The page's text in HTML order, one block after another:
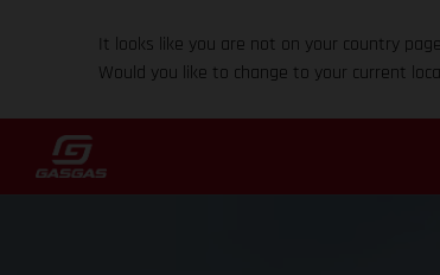
It looks like you are not on your country
Would you like to change to your current